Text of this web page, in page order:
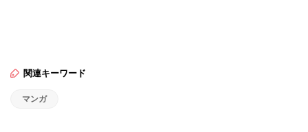
関連キーワード
マンガ